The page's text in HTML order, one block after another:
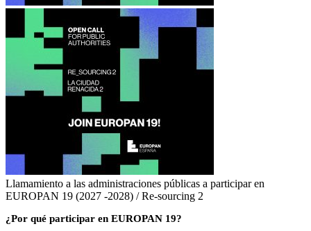
Llamamiento a las administraciones públicas a participar en
EUROPAN 19 (2027 -2028) / Re-sourcing 2
¿Por qué participar en EUROPAN 19?